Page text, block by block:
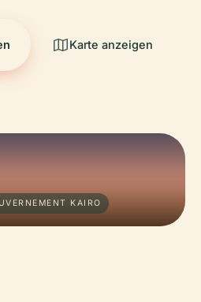
Karte anzeigen
KAIRO